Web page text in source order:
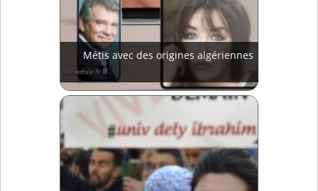
Métis avec des origines algériennes